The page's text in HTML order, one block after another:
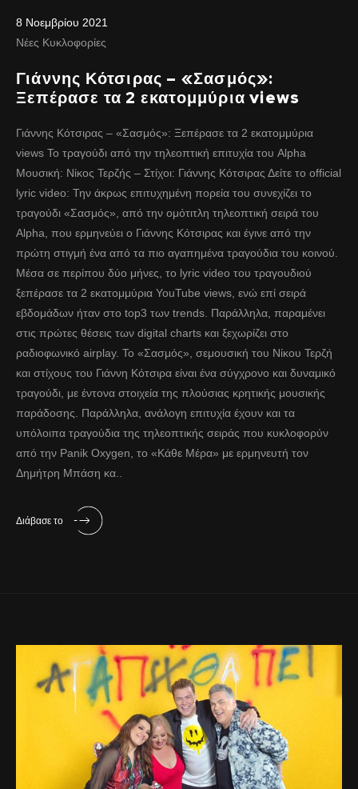
8 Νοεμβρίου 2021
Νέες Κυκλοφορίες
Γιάννης Κότσιρας – «Σασμός»:
Ξεπέρασε τα 2 εκατομμύρια views
Γιάννης Κότσιρας – «Σασμός»: Ξεπέρασε τα 2 εκατομμύρια
views Το τραγούδι από την τηλεοπτική επιτυχία του Alpha
Μουσική: Νίκος Τερζής – Στίχοι: Γιάννης Κότσιρας Δείτε το official
lyric video: Την άκρως επιτυχημένη πορεία του συνεχίζει το
τραγούδι «Σασμός», από την ομότιτλη τηλεοπτική σειρά του
Alpha, που ερμηνεύει ο Γιάννης Κότσιρας και έγινε από την
πρώτη στιγμή ένα από τα πιο αγαπημένα τραγούδια του κοινού.
Μέσα σε περίπου δύο μήνες, το lyric video του τραγουδιού
ξεπέρασε τα 2 εκατομμύρια YouTube views, ενώ επί σειρά
εβδομάδων ήταν στο top3 των trends. Παράλληλα, παραμένει
στις πρώτες θέσεις των digital charts και ξεχωρίζει στο
ραδιοφωνικό airplay. Το «Σασμός», σεμουσική του Νίκου Τερζή
και στίχους του Γιάννη Κότσιρα είναι ένα σύγχρονο και δυναμικό
τραγούδι, με έντονα στοιχεία της πλούσιας κρητικής μουσικής
παράδοσης. Παράλληλα, ανάλογη επιτυχία έχουν και τα
υπόλοιπα τραγούδια της τηλεοπτικής σειράς που κυκλοφορύν
από την Panik Oxygen, το «Κάθε Μέρα» με ερμηνευτή τον
Δημήτρη Μπάση κα..
Διάβασε το